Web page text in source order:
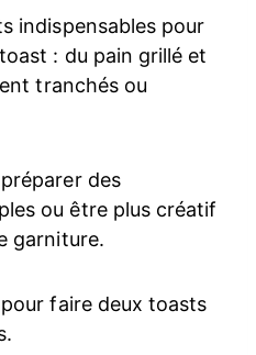
indispensables pour
: du pain grillé et
tranchés ou
des
ou être plus créatif
garniture.
faire deux toasts